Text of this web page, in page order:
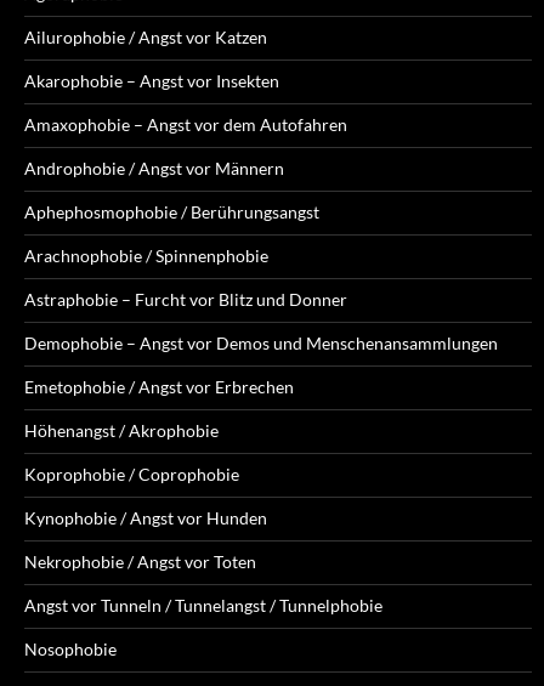
Ailurophobie / Angst vor Katzen
Akarophobie – Angst vor Insekten
Amaxophobie – Angst vor dem Autofahren
Androphobie / Angst vor Männern
Aphephosmophobie / Berührungsangst
Arachnophobie / Spinnenphobie
Astraphobie – Furcht vor Blitz und Donner
Demophobie – Angst vor Demos und Menschenansammlungen
Emetophobie / Angst vor Erbrechen
Höhenangst / Akrophobie
Koprophobie / Coprophobie
Kynophobie / Angst vor Hunden
Nekrophobie / Angst vor Toten
Angst vor Tunneln / Tunnelangst / Tunnelphobie
Nosophobie